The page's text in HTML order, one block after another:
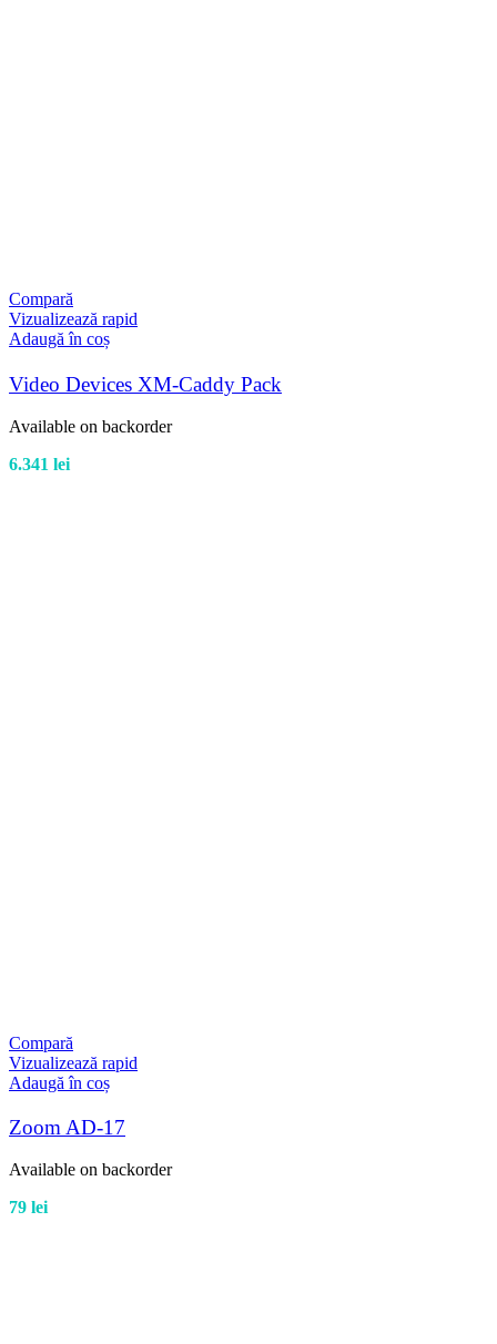
Compară
Vizualizează rapid
Adaugă în coș
Video Devices XM-Caddy Pack
Available on backorder
6.341 lei
Compară
Vizualizează rapid
Adaugă în coș
Zoom AD-17
Available on backorder
79 lei